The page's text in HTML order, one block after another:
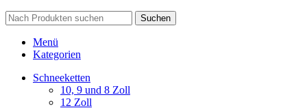
Suchen
Menü
Kategorien
Schneeketten
10, 9 und 8 Zoll
12 Zoll